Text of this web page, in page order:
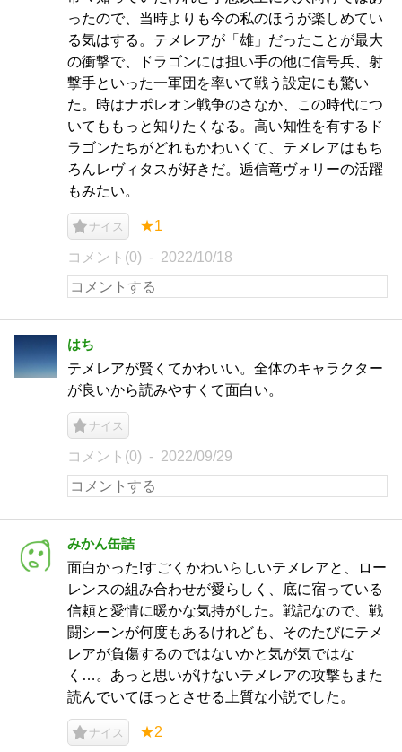
ったので、当時よりも今の私のほうが楽しめてい
る気はする。テメレアが「雄」だったことが最大
の衝撃で、ドラゴンには担い手の他に信号兵、射
撃手といった一軍団を率いて戦う設定にも驚い
た。時はナポレオン戦争のさなか、この時代につ
いてももっと知りたくなる。高い知性を有するド
ラゴンたちがどれもかわいくて、テメレアはもち
ろんレヴィタスが好きだ。逓信竜ヴォリーの活躍
もみたい。
ナイス ★1
コメント(0) 2022/10/18
はち
テメレアが賢くてかわいい。全体のキャラクター
が良いから読みやすくて面白い。
ナイス
コメント(0) 2022/09/29
みかん缶詰
面白かった!すごくかわいらしいテメレアと、ロー
レンスの組み合わせが愛らしく、底に宿っている
信頼と愛情に暖かな気持がした。戦記なので、戦
闘シーンが何度もあるけれども、そのたびにテメ
レアが負傷するのではないかと気が気ではな
く…。あっと思いがけないテメレアの攻撃もまた
読んでいてほっとさせる上質な小説でした。
ナイス ★2